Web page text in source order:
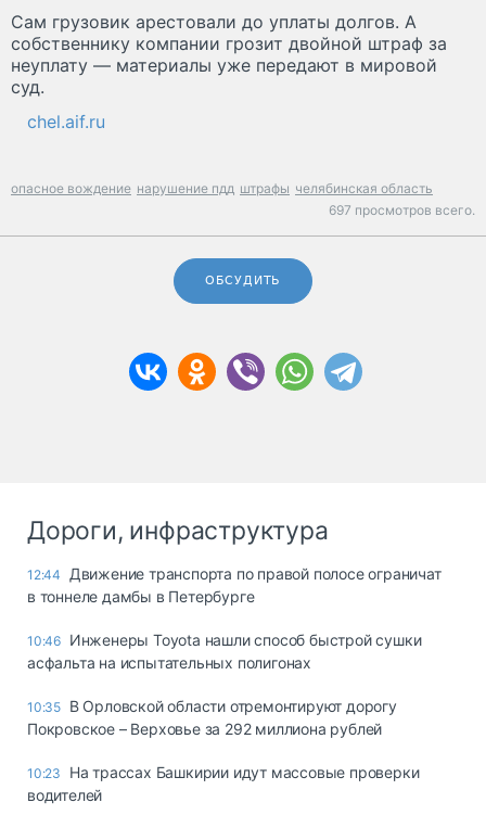
Сам грузовик арестовали до уплаты долгов. А
собственнику компании грозит двойной штраф за
неуплату — материалы уже передают в мировой
суд.
chel.aif.ru
опасное вождение нарушение пдд штрафы челябинская область
697 просмотров всего.
ОБСУДИТЬ
Дороги, инфраструктура
12:44
Движение транспорта по правой полосе ограничат
в тоннеле дамбы в Петербурге
10:46 Инженеры Toyota нашли способ быстрой сушки
асфальта на испытательных полигонах
10:35 В Орловской области отремонтируют дорогу
Покровское – Верховье за 292 миллиона рублей
10:23
На трассах Башкирии идут массовые проверки
водителей